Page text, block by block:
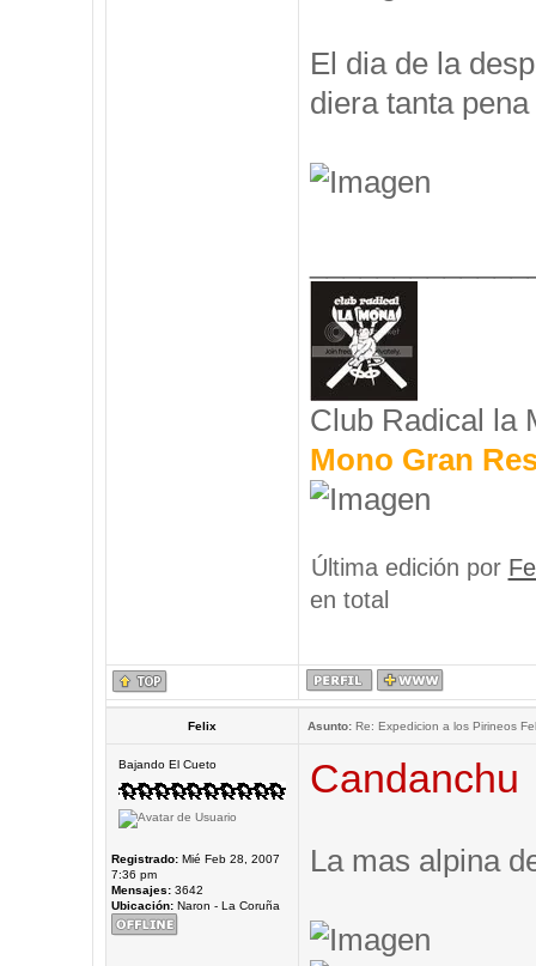
El dia de la
diera tanta
Club Radical la
Mono Gran
Última edición por
en total
Felix Asunto:Re: Expedicion a los Pirineos
Bajando El Cueto
Registrado:Mié Feb 28, 2007
7:36 pm
Mensajes:3642
Ubicación:Naron - La Coruña
Candanchu
La mas alpina